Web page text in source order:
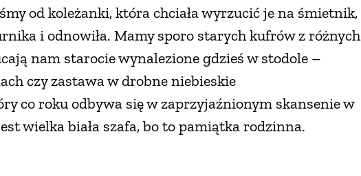
od koleżanki, która chciała wyrzucić je na śmietnik,
i odnowiła. Mamy sporo starych kufrów z różnych
nam starocie wynalezione gdzieś w stodole –
czy zastawa w drobne niebieskie
co roku odbywa się w zaprzyjaźnionym skansenie w
wielka biała szafa, bo to pamiątka rodzinna.